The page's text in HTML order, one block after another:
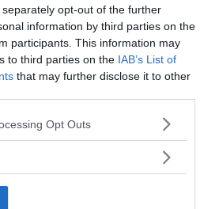
opt-out of the further
information by third parties on the
participants. This information may
to third parties on the IAB’s List of
that may further disclose it to other
app uses one or more Google
usage behaviour. You may click to
specified purposes in below Google
Opt Outs
”risken att kraftfullt
driver vården i en destruktiv
på Thomas Quick. Men
manipulation var, att en
personalen inom en
klinik.
medverkade till, att
inom rätts- och